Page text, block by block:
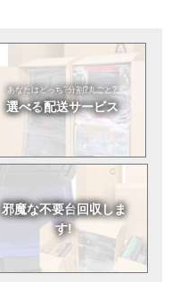
あなたはどっち?分割?丸ごと?
選べる配送サービス
邪魔な不要台回収しま
す!